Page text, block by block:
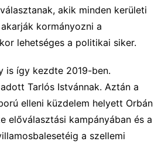
akik minden kerületi
kormányozni a
lehetséges a politikai siker.
is így kezdte 2019-ben.
Tarlós Istvánnak. Aztán a
elleni küzdelem helyett Orbán
előválasztási kampányában és a
a szellemi